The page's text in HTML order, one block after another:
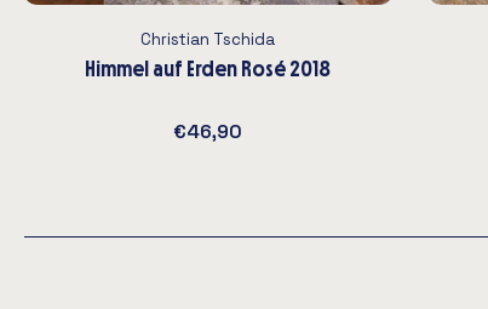
Christian Tschida
Himmel auf Erden Rosé 2018
€46,90